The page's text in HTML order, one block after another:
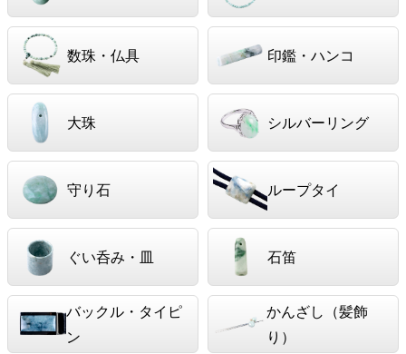
数珠・仏具 印鑑・ハンコ
大珠 シルバーリング
守り石 ループタイ
ぐい呑み・皿 石笛
バックル・タイピ
ン
かんざし（髪飾
り）